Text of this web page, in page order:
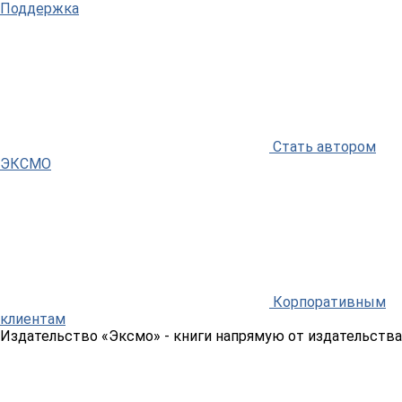
Поддержка
Стать автором
ЭКСМО
Корпоративным
клиентам
Издательство «Эксмо» - книги напрямую от издательства